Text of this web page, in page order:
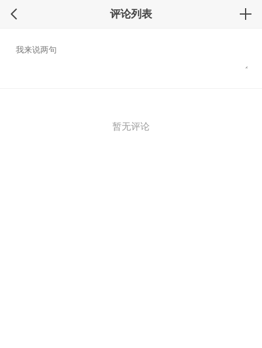
评论列表
暂无评论